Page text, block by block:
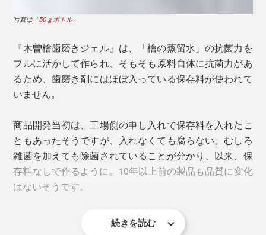
また、経口毒性試験（誤飲しても身体に害が無いことの
の証明）、成分分析試験（重金属などが含まれていない
ことの証明）もクリアしています。
歯、歯茎、頬の内側、舌…、口の中全体に行き渡らせ
「木曽檜」について、詳しくはこちら＞
写真は「50ｇボトル」
『木曽檜歯磨きジェル』は、「檜の蒸留水」の抗菌力を
フルに活かして作られ、そもそも原料自体に抗菌力があ
るため、歯磨き剤にはほぼ入っている保存料が使われて
いません。
商品開発当初は、工場側の申し入れで保存料を入れたこ
ともあったそうですが、入れなくても腐らない。むしろ
雑菌を加えても除菌されていることが分かり、以来、保
存料なしで作るように。10年以上前の製品も品質に変化
はないそうです。
続きを読む